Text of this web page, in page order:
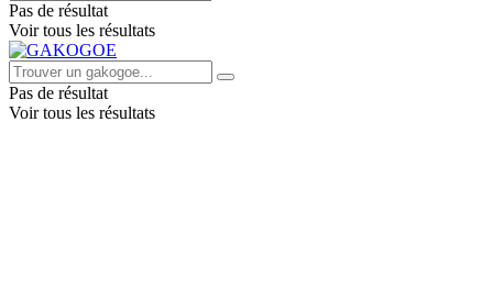
Pas de résultat
Voir tous les résultats
Pas de résultat
Voir tous les résultats